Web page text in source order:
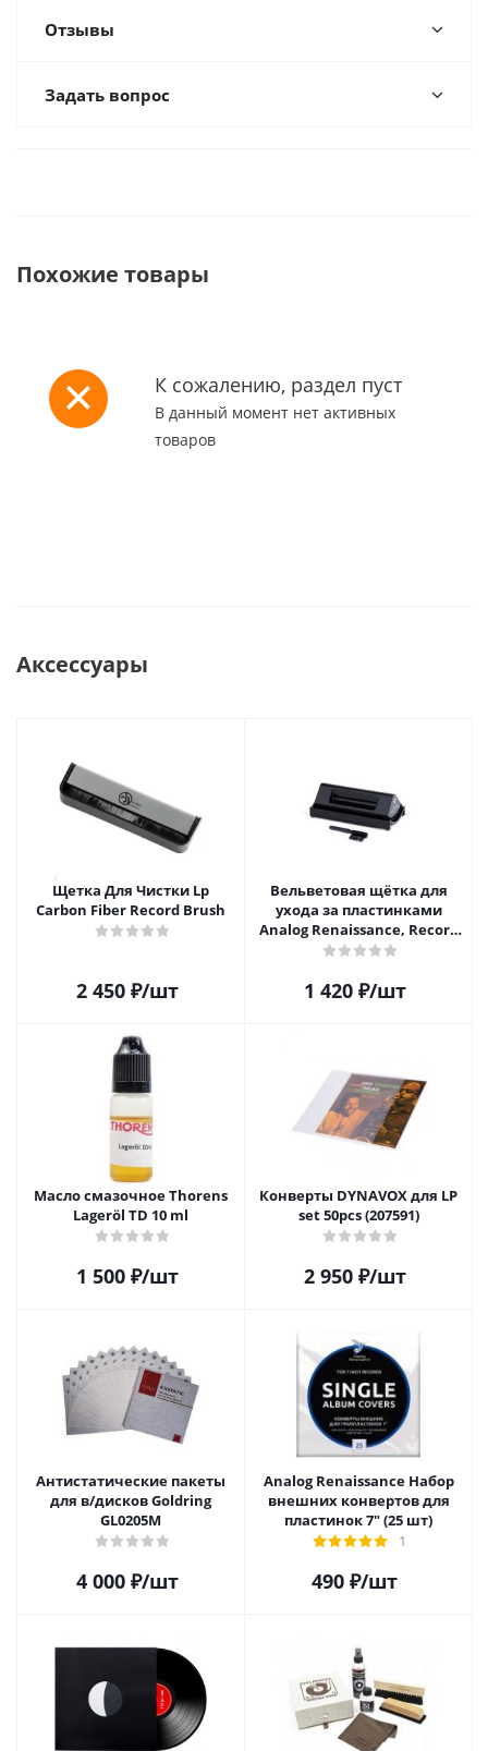
Отзывы
Задать вопрос
Похожие товары
К сожалению, раздел пуст
В данный момент нет активных
товаров
Аксессуары
Щетка Для Чистки Lp
Carbon Fiber Record Brush
2 450₽/шт
Вельветовая щётка для
ухода за пластинками
Analog Renaissance, Record
Velvet Brush, AR-7151, Black
1 420₽/шт
Масло смазочное Thorens
Lageröl TD 10 ml
1 500₽/шт
Конверты DYNAVOX для LP
set 50pcs (207591)
2 950₽/шт
Антистатические пакеты
для в/дисков Goldring
GL0205M
4 000₽/шт
Analog Renaissance Набор
внешних конвертов для
пластинок 7" (25 шт)
1
490 ₽/шт